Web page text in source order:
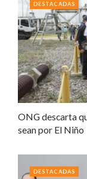
ONG descarta
sean por El Niño
DESTACADAS
DESTACADAS